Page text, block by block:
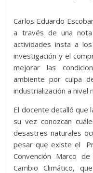
Carlos Eduardo
a través de una
actividades insta a
investigación y el
mejorar las
ambiente por culpa
industrialización a nivel
El docente detalló que
su vez conozcan
desastres naturales
pesar que existe el
Convención Marco
Cambio Climático,